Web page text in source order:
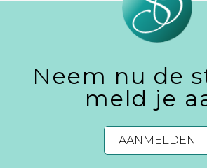
Neem nu de
meld je
AANMELDEN